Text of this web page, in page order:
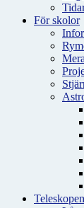
För skolor
Teleskopen